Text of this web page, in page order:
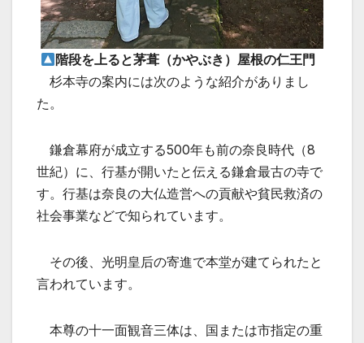
階段を上ると茅葺（かやぶき）屋根の仁王門
杉本寺の案内には次のような紹介がありまし
た。
鎌倉幕府が成立する500年も前の奈良時代（8
世紀）に、行基が開いたと伝える鎌倉最古の寺で
す。行基は奈良の大仏造営への貢献や貧民救済の
社会事業などで知られています。
その後、光明皇后の寄進で本堂が建てられたと
言われています。
本尊の十一面観音三体は、国または市指定の重